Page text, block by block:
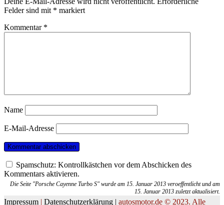
Felder sind mit * markiert
Kommentar *
Name
E-Mail-Adresse
Spamschutz: Kontrollkästchen vor dem Abschicken des
Kommentars aktivieren.
Die Seite "Porsche Cayenne Turbo S" wurde am 15. Januar 2013 veroeffentlicht und am
15. Januar 2013 zuletzt aktualisiert.
Impressum | Datenschutzerklärung | autosmotor.de © 2023. Alle